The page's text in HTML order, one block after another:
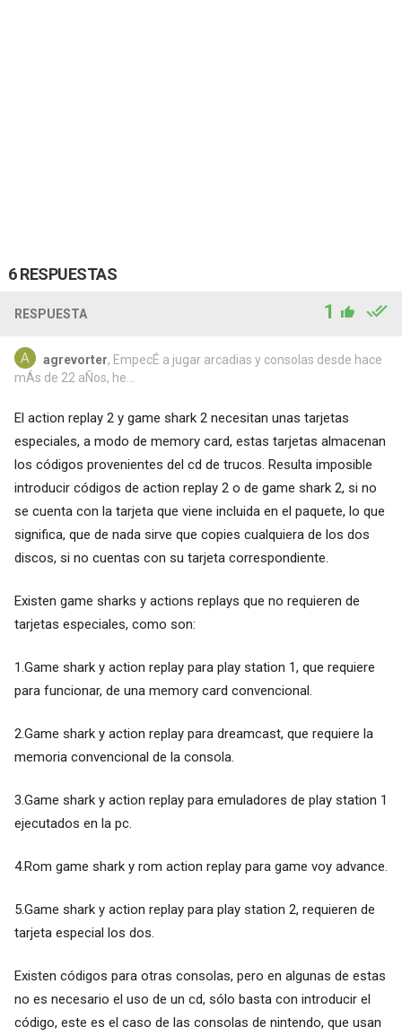
6 RESPUESTAS
RESPUESTA 1
agrevorter, EmpecÉ a jugar arcadias y consolas desde hace
mÁs de 22 aÑos, he...
El action replay 2 y game shark 2 necesitan unas tarjetas
especiales, a modo de memory card, estas tarjetas almacenan
los códigos provenientes del cd de trucos. Resulta imposible
introducir códigos de action replay 2 o de game shark 2, si no
se cuenta con la tarjeta que viene incluida en el paquete, lo que
significa, que de nada sirve que copies cualquiera de los dos
discos, si no cuentas con su tarjeta correspondiente.
Existen game sharks y actions replays que no requieren de
tarjetas especiales, como son:
1.Game shark y action replay para play station 1, que requiere
para funcionar, de una memory card convencional.
2.Game shark y action replay para dreamcast, que requiere la
memoria convencional de la consola.
3.Game shark y action replay para emuladores de play station 1
ejecutados en la pc.
4.Rom game shark y rom action replay para game voy advance.
5.Game shark y action replay para play station 2, requieren de
tarjeta especial los dos.
Existen códigos para otras consolas, pero en algunas de estas
no es necesario el uso de un cd, sólo basta con introducir el
código, este es el caso de las consolas de nintendo, que usan